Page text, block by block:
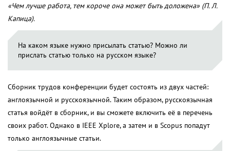
«Чем лучше работа, тем короче она может быть доложена» (П. Л.
Капица).
На каком языке нужно присылать статью? Можно ли
прислать статью только на русском языке?
Сборник трудов конференции будет состоять из двух частей:
англоязычной и русскоязычной. Таким образом, русскоязычная
статья войдёт в сборник, и вы сможете включить её в перечень
своих работ. Однако в IEEE Xplore, а затем и в Scopus попадут
только англоязычные статьи.